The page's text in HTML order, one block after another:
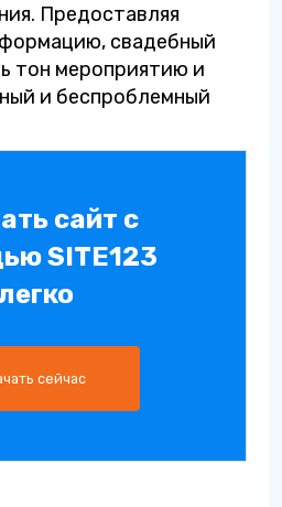
Предоставляя
свадебный
тон мероприятию и
и беспроблемный
сайт с
SITE123
сейчас